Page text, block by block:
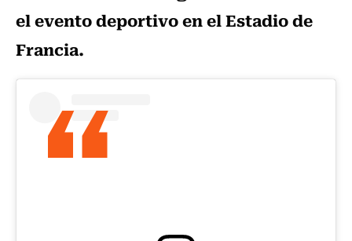
el evento deportivo en el Estadio de
Francia.